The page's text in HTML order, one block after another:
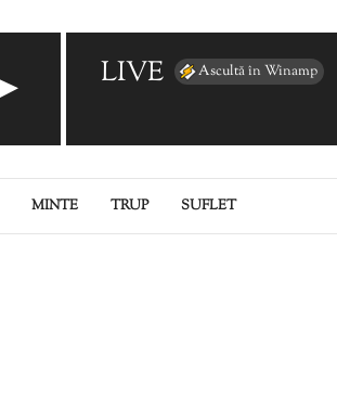
LIVE Ascultă în Winamp
MINTE TRUP SUFLET